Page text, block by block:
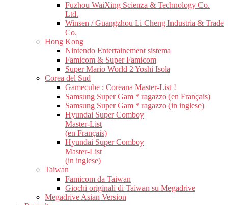
Fuzhou WaiXing Scienza & Technology Co.
Ltd.
Winsen / Guangzhou Li Cheng Industria & Trade
Co.
Hong Kong
Nintendo Entertainement sistema
Famicom & Super Famicom
Super Mario World 2 Yoshi Isola
Corea del Sud
Gamecube : Coreana Master-List !
Samsung Super Gam * ragazzo (en Français)
Samsung Super Gam * ragazzo (in inglese)
Hyundai Super Comboy
Master-List
(en Français)
Hyundai Super Comboy
Master-List
(in inglese)
Taiwan
Famicom da Taiwan
Giochi originali di Taiwan su Megadrive
Megadrive Asian Version